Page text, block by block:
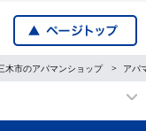
木市のアパマンショップ アパ